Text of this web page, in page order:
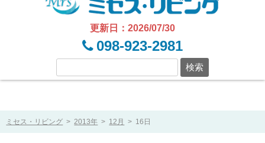
更新日：2026/07/30
098-923-2981
ミセス・リビング > 2013年 > 12月 > 16日